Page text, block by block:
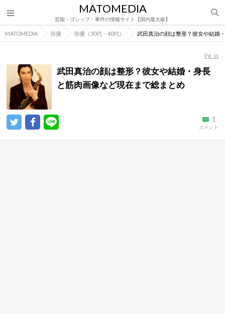
MATOMEDIA
芸能・ゴシップ・事件の情報サイト【国内最大級】
MATOMEDIA 俳優 俳優（30代・40代） 武田真治の顔は整形？彼女や結婚
Pg_st
武田真治の顔は整形？彼女や結婚・身長
と筋肉画像など現在まで総まとめ
1
コメント